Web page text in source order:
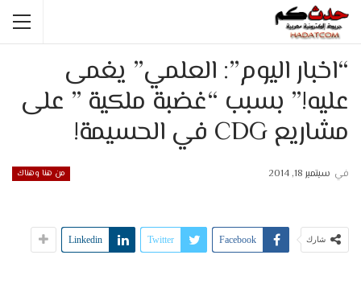
“اخبار اليوم”: العلمي” يغمى
عليه!” بسبب “غضبة ملكية ” على
مشاريع CDG في الحسيمة!
من هنا وهناك في سبتمبر 18, 2014
شارك Facebook
Twitter
Linkedin